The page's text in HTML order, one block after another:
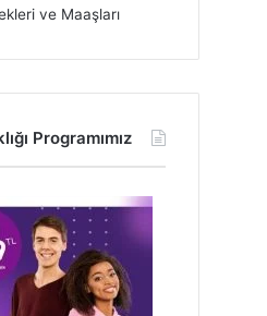
ve Maaşları
Programımız